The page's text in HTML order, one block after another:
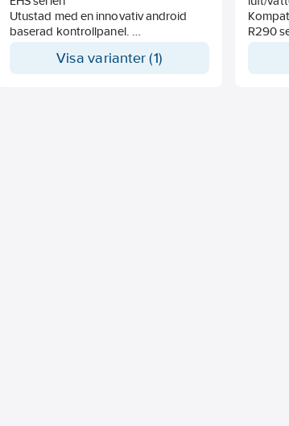
Utustad med en innovativ android
baserad kontrollpanel.
funktioner.Visa varianter (1)
R290
Skall